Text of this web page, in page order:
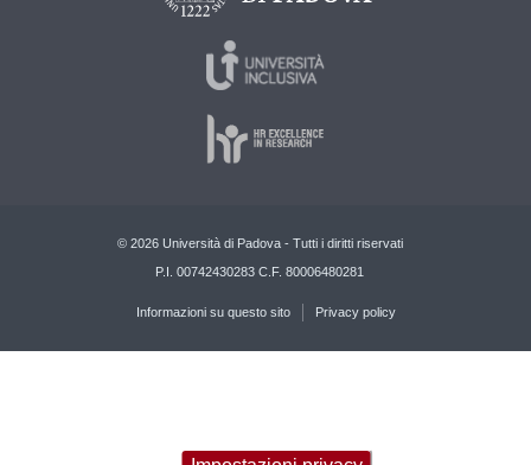
© 2026 Università di Padova - Tutti i diritti riservati
P.I. 00742430283 C.F. 80006480281
Informazioni su questo sito Privacy policy